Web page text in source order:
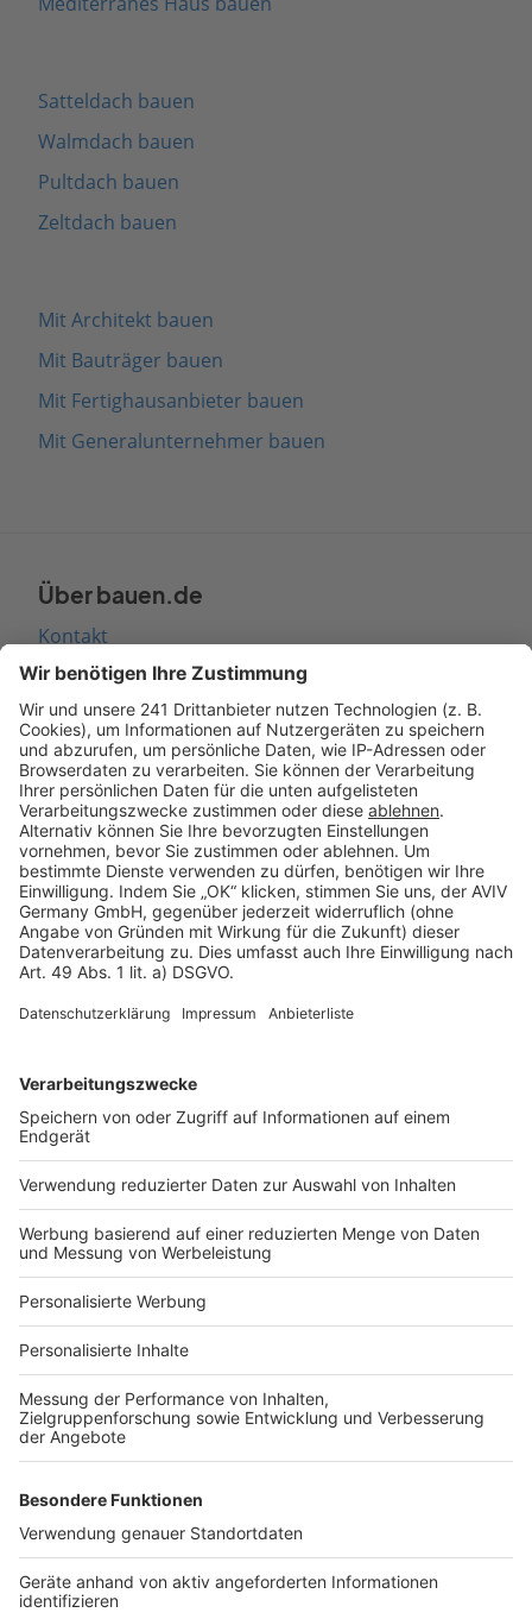
Satteldach bauen
Walmdach bauen
Pultdach bauen
Zeltdach bauen
Mit Architekt bauen
Mit Bauträger bauen
Mit Fertighausanbieter bauen
Mit Generalunternehmer bauen
Über bauen.de
Kontakt
Seitenaufbau
Barrierefreiheit
Cookie Einstellungen
Rechtliches
AGB-Übersicht
Datenschutz
Impressum
Services
Bauprojekt-Quiz
Häuser-Suche
Hausanbieter-Suche
Bauprojekt-Profil
Für Unternehmen
Ihre Baufirma auf bauen.de
Kostenloses Infogespräch